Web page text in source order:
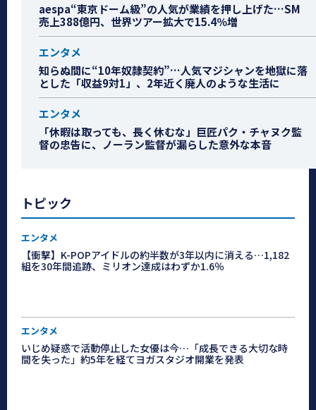
aespa“東京ドーム級”の人気が業績を押し上げた…SM
売上388億円、世界ツアー拡大で15.4％増
エンタメ
知らぬ間に“10年奴隷契約”…人気マジシャンを地獄に落
とした「収益9対1」、2年近く廃人のような生活に
エンタメ
「休暇は取っても、長く休むな」巨匠パク・チャヌク監
督の忠告に、ノーラン監督が漏らした意外な本音
トピック
エンタメ
【衝撃】K-POPアイドルの約半数が3年以内に消える…1,182
組を30年間追跡、ミリオン達成はわずか1.6％
エンタメ
いじめ疑惑で活動停止した女優は今…「成長できる大切な時
間を失った」約5年を経てヨガスタジオ開業を発表